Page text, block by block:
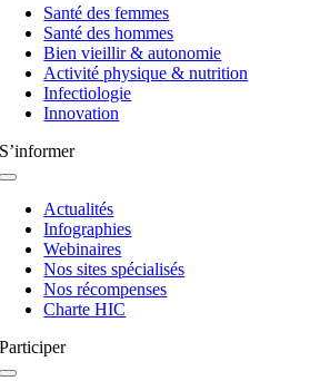
basculeSanté des femmes
Santé des hommes
Bien vieillir & autonomie
Activité physique & nutrition
Infectiologie
Innovation
S’informer
Navigation
basculeActualités
Infographies
Webinaires
Nos sites spécialisés
Nos récompenses
Charte HIC
Participer